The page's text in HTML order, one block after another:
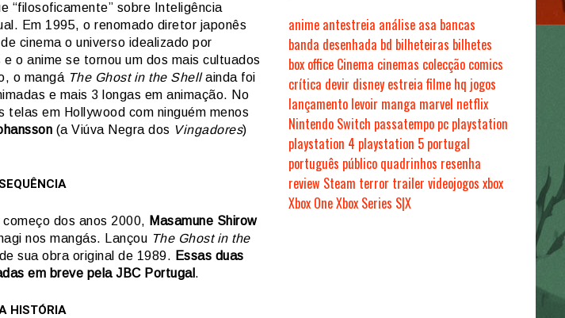
“filosoficamente” sobre Inteligência
Em 1995, o renomado diretor japonês
cinema o universo idealizado por
o anime se tornou um dos mais cultuados
o mangá The Ghost in the Shellainda foi
e mais 3 longas em animação. No
em Hollywood com ninguém menos
(a Viúva Negra dos Vingadores)
dos anos 2000, Masamune Shirow
nos mangás. Lançou The Ghost in the
sua obra original de 1989. Essas duas
em breve pela JBC Portugal .
HISTÓRIA
anime antestreia análise asa bancas
banda desenhada bd bilheteiras bilhetes
box office Cinema cinemas colecção comics
crítica devir disney estreiafilme hq jogos
lançamento levoir manga marvel netflix
Nintendo Switch passatempo pc playstation
playstation 4 playstation 5 portugal
português público quadrinhos resenha
review Steam terror trailer videojogos xbox
Xbox OneXbox Series S|X